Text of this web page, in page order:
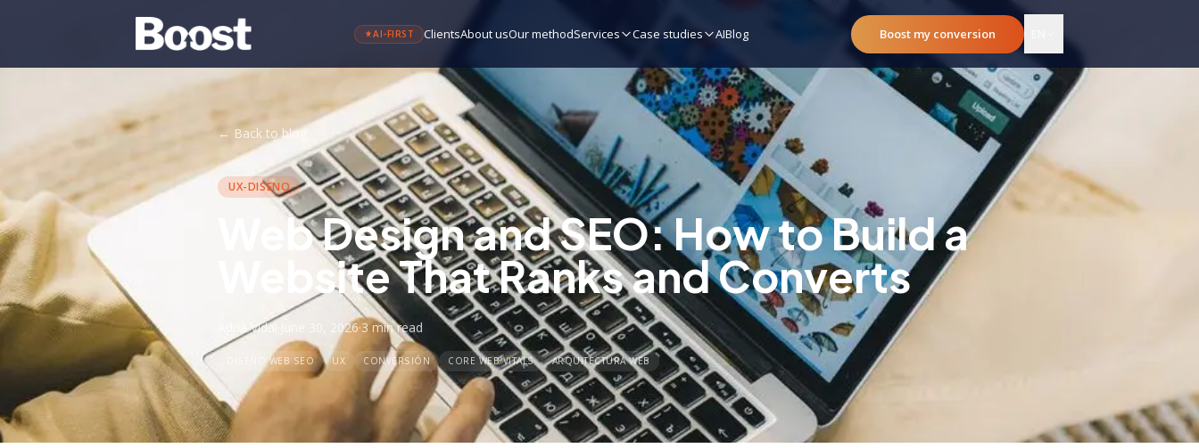
AI-FIRST ClientsAbout usOur methodServices Case studies AIBlog Boost my conversion
← Back to blog
UX-DISENO
Web Design and SEO: How to Build a
Website That Ranks and Converts
Adrià Vidal June 30, 2026·3 min read
DISEÑO WEB SEO UX CONVERSIÓN CORE WEB VITALS ARQUITECTURA WEB